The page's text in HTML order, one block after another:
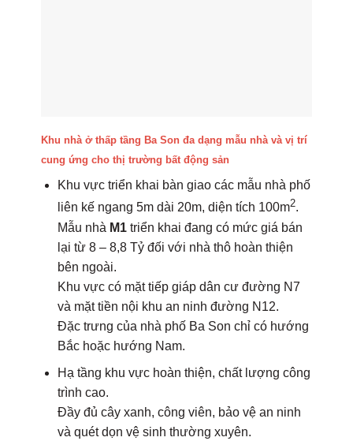
Khu nhà ở thấp tầng Ba Son đa dạng mẫu nhà và vị trí
cung ứng cho thị trường bất động sản
Khu vực triển khai bàn giao các mẫu nhà phố
liên kế ngang 5m dài 20m, diện tích 100m2.
Mẫu nhà M1triển khai đang có mức giá bán
lại từ 8 – 8,8 Tỷ đối với nhà thô hoàn thiện
bên ngoài.
Khu vực có mặt tiếp giáp dân cư đường N7
và mặt tiền nội khu an ninh đường N12.
Đặc trưng của nhà phố Ba Son chỉ có hướng
Bắc hoặc hướng Nam.
Hạ tầng khu vực hoàn thiện, chất lượng công
trình cao.
Đầy đủ cây xanh, công viên, bảo vệ an ninh
và quét dọn vệ sinh thường xuyên.